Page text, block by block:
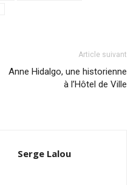
Article suivant
Anne Hidalgo, une historienne
à l’Hôtel de Ville
Serge Lalou